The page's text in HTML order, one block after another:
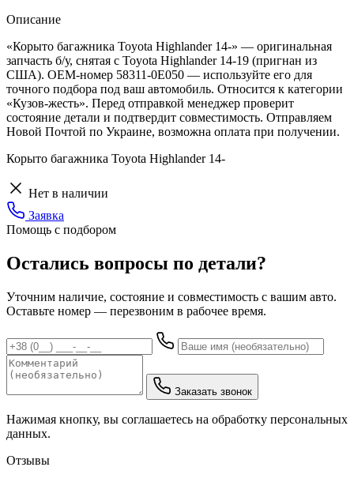
Описание
«Корыто багажника Toyota Highlander 14-» — оригинальная
запчасть б/у, снятая с Toyota Highlander 14-19 (пригнан из
США). OEM-номер 58311-0E050 — используйте его для
точного подбора под ваш автомобиль. Относится к категории
«Кузов-жесть». Перед отправкой менеджер проверит
состояние детали и подтвердит совместимость. Отправляем
Новой Почтой по Украине, возможна оплата при получении.
Корыто багажника Toyota Highlander 14-
Нет в наличии
Заявка
Помощь с подбором
Остались вопросы по детали?
Уточним наличие, состояние и совместимость с вашим авто.
Оставьте номер — перезвоним в рабочее время.
Заказать звонок
Нажимая кнопку, вы соглашаетесь на обработку персональных
данных.
Отзывы